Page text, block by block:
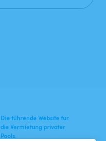
Die führende Website für
die Vermietung privater
Pools.